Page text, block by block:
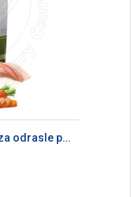
Activ Plain 15 kg suva hrana za odrasle pse